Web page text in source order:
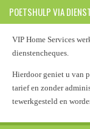
POETSHULP VIA
VIP Home Services
dienstencheques.
Hierdoor geniet u van
tarief en zonder
tewerkgesteld en